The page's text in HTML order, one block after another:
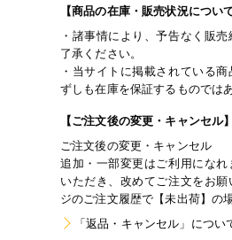
【商品の在庫・販売状況につい
・諸事情により、予告なく販
了承ください。
・当サイトに掲載されている
ずしも在庫を保証するものでは
【ご注文後の変更・キャンセル
ご注文後の変更・キャンセル
追加・一部変更はご利用にな
いただき、改めてご注文をお
ジのご注文履歴で【未出荷】の
「返品・キャンセル」につい